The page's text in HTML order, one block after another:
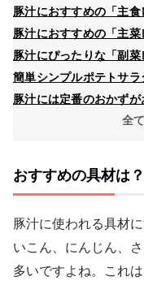
豚汁におすすめの「主食
豚汁におすすめの「主菜
豚汁にぴったりな「副菜
簡単シンプルポテトサラ
豚汁には定番のおかずが
全
おすすめの具材は？
豚汁に使われる具材
いこん、にんじん、
多いですよね。これ